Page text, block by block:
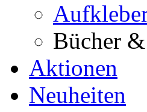
Bücher
Aktionen
Neuheiten